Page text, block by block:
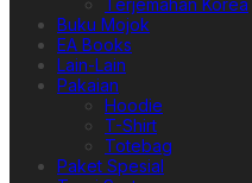
Terjemahan Korea
Buku Mojok
EA Books
Lain-Lain
Pakaian
Hoodie
T-Shirt
Totebag
Paket Spesial